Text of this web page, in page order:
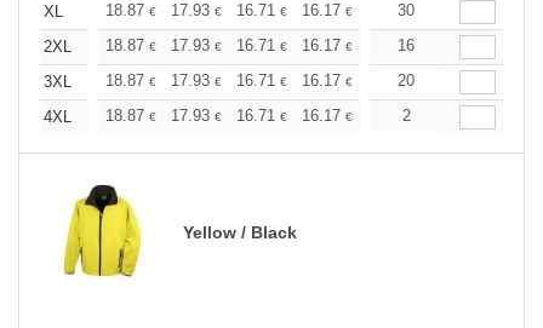
XL
18.87 € 17.93 € 16.71 € 16.17 € 15.37€
30
2XL
18.87 € 17.93 € 16.71 € 16.17 € 15.37€
16
3XL
18.87 € 17.93 € 16.71 € 16.17 € 15.37€
20
4XL
18.87 € 17.93 € 16.71 € 16.17 € 15.37
2
Yellow / Black